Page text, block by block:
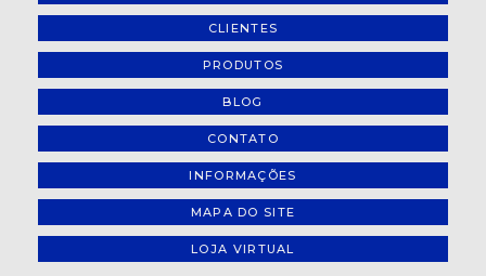
CLIENTES
PRODUTOS
BLOG
CONTATO
INFORMAÇÕES
MAPA DO SITE
LOJA VIRTUAL